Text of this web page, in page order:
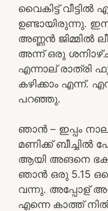
വൈകിട്ട് വീട്ടിൽ
ഉണ്ടായിരുന്നു.
അണ്ണൻ ജിമ്മിൽ
അന്ന് ഒരു
എന്നാല് രാത്രി
കഴിക്കാം എന്ന്.
പറഞ്ഞു.
ഞാൻ – ഇപ്പം
മണിക്ക് ബീച്ചിൽ
ആയി അങനെ
ഞാൻ ഒരു 5.15
വന്നു. അപ്പോള്
എന്നെ കാത്ത്